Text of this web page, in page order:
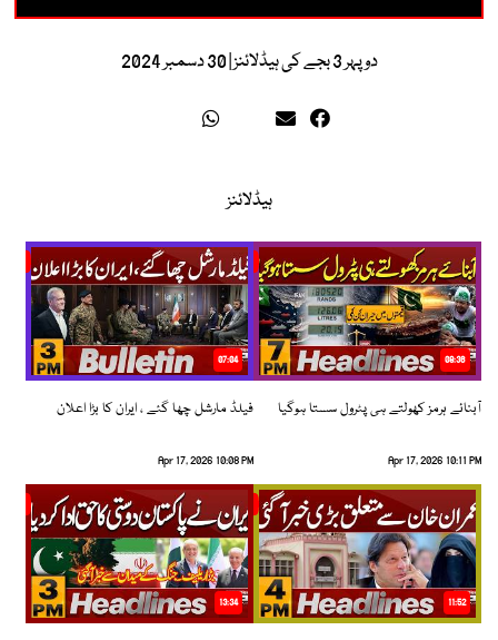
دوپہر 3 بجے کی ہیڈلائنز | 30 دسمبر 2024
ہیڈلائنز
08:36
آبنائے ہرمز کھولتے ہی پٹرول سستا ہوگیا
Apr 17, 2026 10:11 PM
07:04
فیلڈ مارشل چھا گئے ، ایران کا بڑا اعلان
Apr 17, 2026 10:08 PM
11:52
13:34